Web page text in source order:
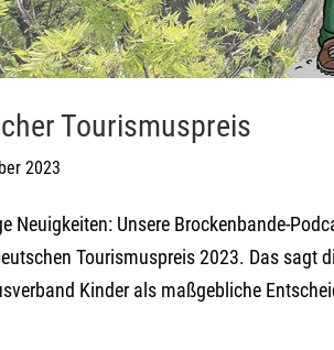
Tourismuspreis
2023
Neuigkeiten: Unsere Brockenbande-
Tourismuspreis 2023. Das sagt
Kinder als maßgebliche